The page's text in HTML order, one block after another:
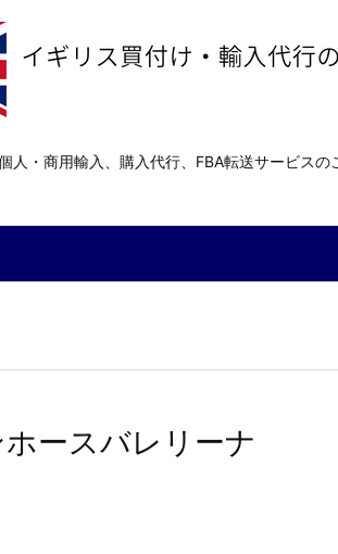
人・商用輸入、購入代行、FBA転送サービス
ースバレリーナ